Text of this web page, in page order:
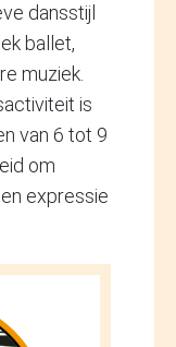
dansstijl
ballet,
muziek.
is
van 6 tot 9
om
expressie